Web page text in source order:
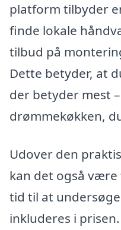
platform tilbyder
finde lokale
tilbud på
Dette betyder, at
der betyder mest
drømmekøkken,
Udover den
kan det også
tid til at
inkluderes i